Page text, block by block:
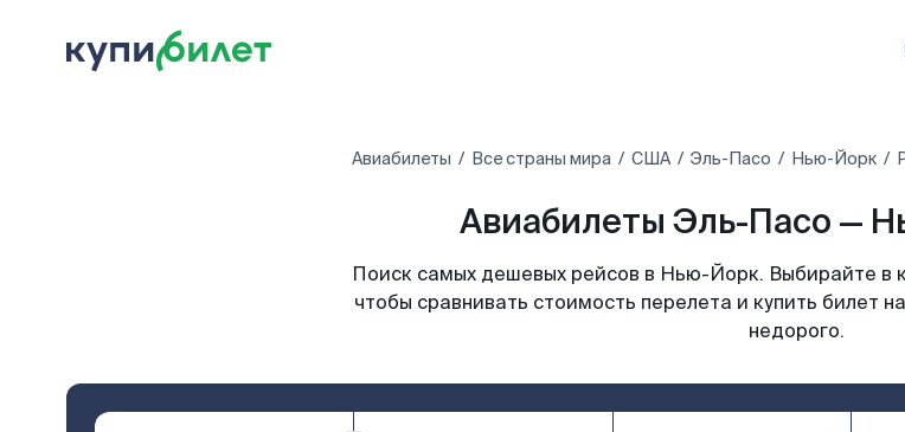
Авиабилеты Все страны мира США Эль-Пасо Нью-Йорк
Авиабилеты Эль-Пасо —
Поиск самых дешевых рейсов в Нью-Йорк. Выбирайте в
чтобы сравнивать стоимость перелета и купить
недорого.